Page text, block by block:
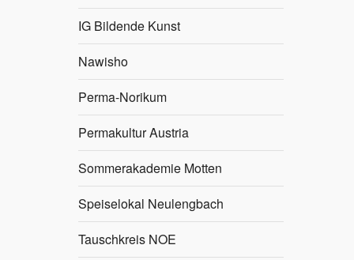
IG Bildende Kunst
Nawisho
Perma-Norikum
Permakultur Austria
Sommerakademie Motten
Speiselokal Neulengbach
Tauschkreis NOE